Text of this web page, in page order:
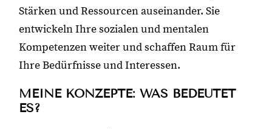
Stärken und Ressourcen auseinander. Sie
entwickeln Ihre sozialen und mentalen
Kompetenzen weiter und schaffen Raum für
Ihre Bedürfnisse und Interessen.
MEINE KONZEPTE: WAS BEDEUTET
ES?